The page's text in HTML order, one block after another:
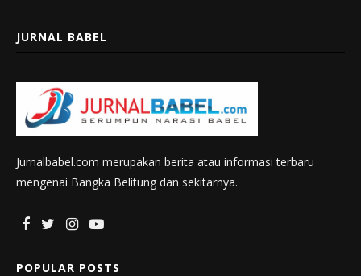
JURNAL BABEL
Jurnalbabel.com merupakan berita atau informasi terbaru
mengenai Bangka Belitung dan sekitarnya.
POPULAR POSTS